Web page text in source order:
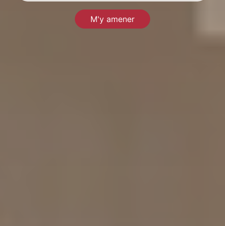
M'y amener